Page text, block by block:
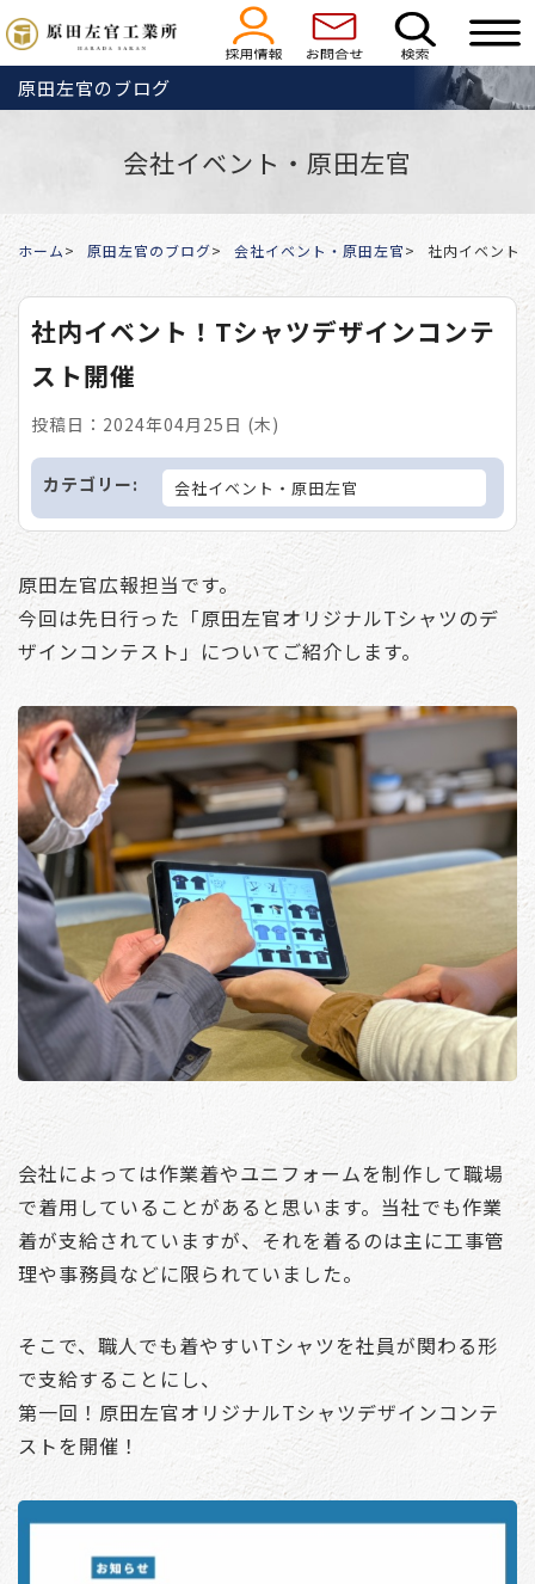
原田左官のブログ
会社イベント・原田左官
ホーム 原田左官のブログ 会社イベント・原田左官 社内イベント
社内イベント！Tシャツデザインコンテ
スト開催
投稿日：2024年04月25日 (木)
カテゴリー: 会社イベント・原田左官
原田左官広報担当です。
今回は先日行った「原田左官オリジナルTシャツのデ
ザインコンテスト」についてご紹介します。
会社によっては作業着やユニフォームを制作して職場
で着用していることがあると思います。当社でも作業
着が支給されていますが、それを着るのは主に工事管
理や事務員などに限られていました。
そこで、職人でも着やすいTシャツを社員が関わる形
で支給することにし、
第一回！原田左官オリジナルTシャツデザインコンテ
ストを開催！